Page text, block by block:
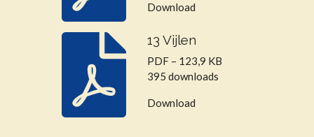
Download
13 Vijlen
PDF – 123,9 KB
395 downloads
Download